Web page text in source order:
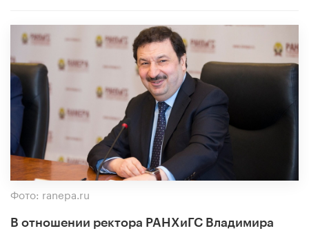
Фото: ranepa.ru
В отношении ректора РАНХиГС Владимира